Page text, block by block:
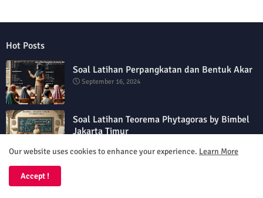
Hot Posts
Soal Latihan Perpangkatan dan Bentuk Akar
September 16, 2024
Soal Latihan Teorema Phytagoras by Bimbel
Jakarta Timur
Our website uses cookies to enhance your experience. Learn More
Accept !